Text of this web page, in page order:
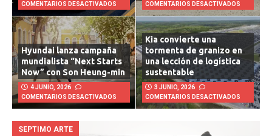
COMENTARIOS DESACTIVADOS
COMENTARIOS DESACTIVADOS
Hyundai lanza campaña
mundialista “Next Starts
Now” con Son Heung-min
4 JUNIO, 2026
COMENTARIOS DESACTIVADOS
Kia convierte una
tormenta de granizo en
una lección de logística
sustentable
3 JUNIO, 2026
COMENTARIOS DESACTIVADOS
SEPTIMO ARTE